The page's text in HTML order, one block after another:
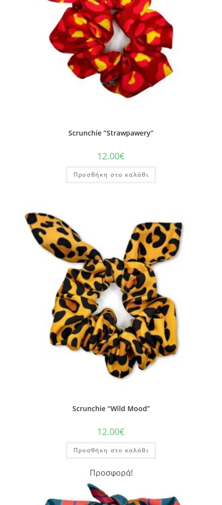
Scrunchie “Strawpawery”
12.00€
Προσθήκη στο καλάθι
Scrunchie “Wild Mood”
12.00€
Προσθήκη στο καλάθι
Προσφορά!